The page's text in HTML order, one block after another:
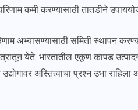
कमी करण्यासाठी तातडीने
अभ्यासण्यासाठी समिती स्थापन
येते. भारतातील एकूण कापड
अस्तित्वाचा प्रश्न उभा